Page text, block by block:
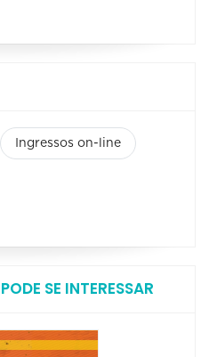
Ingressos on-line
SE INTERESSAR